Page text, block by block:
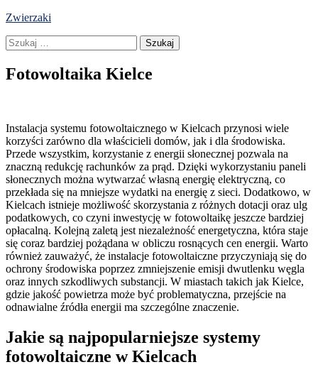
Skip
content
Zwierzaki
Szukaj:
Fotowoltaika Kielce
Instalacja systemu fotowoltaicznego w Kielcach przynosi wiele
korzyści zarówno dla właścicieli domów, jak i dla środowiska.
Przede wszystkim, korzystanie z energii słonecznej pozwala na
znaczną redukcję rachunków za prąd. Dzięki wykorzystaniu paneli
słonecznych można wytwarzać własną energię elektryczną, co
przekłada się na mniejsze wydatki na energię z sieci. Dodatkowo, w
Kielcach istnieje możliwość skorzystania z różnych dotacji oraz ulg
podatkowych, co czyni inwestycję w fotowoltaikę jeszcze bardziej
opłacalną. Kolejną zaletą jest niezależność energetyczna, która staje
się coraz bardziej pożądana w obliczu rosnących cen energii. Warto
również zauważyć, że instalacje fotowoltaiczne przyczyniają się do
ochrony środowiska poprzez zmniejszenie emisji dwutlenku węgla
oraz innych szkodliwych substancji. W miastach takich jak Kielce,
gdzie jakość powietrza może być problematyczna, przejście na
odnawialne źródła energii ma szczególne znaczenie.
Jakie są najpopularniejsze systemy
fotowoltaiczne w Kielcach